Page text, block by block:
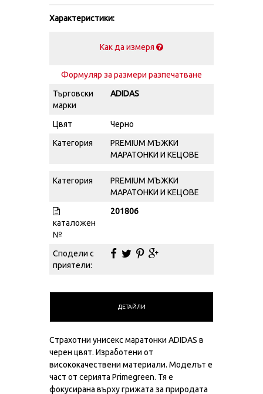
Характеристики:
Как да измеря
Формуляр за размери разпечатване
Търговски
марки
ADIDAS
Цвят
Черно
Категория
PREMIUM МЪЖКИ
МАРАТОНКИ И КЕЦОВЕ
Категория
PREMIUM МЪЖКИ
МАРАТОНКИ И КЕЦОВЕ
каталожен
№
201806
Сподели с
приятели:
ДЕТАЙЛИ
Страхотни унисекс маратонки ADIDAS в
черен цвят. Изработени от
висококачествени материали. Моделът е
част от сериятa Primegreen. Тя е
фокусирана върху грижата за природата